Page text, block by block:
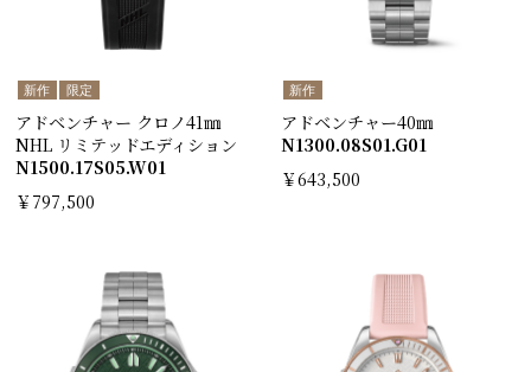
新作 限定
アドベンチャー クロノ41㎜
NHL リミテッドエディション
N1500.17S05.W01
￥797,500
新作
アドベンチャー40㎜
N1300.08S01.G01
￥643,500